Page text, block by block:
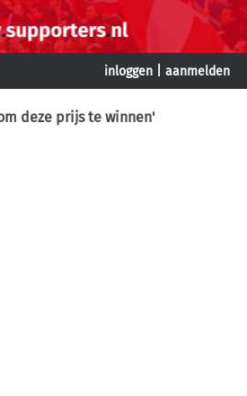
inloggen aanmelden
deze prijs te winnen'